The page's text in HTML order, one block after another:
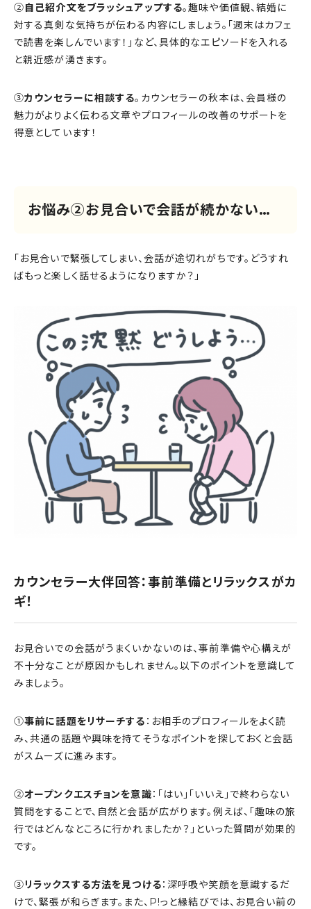
②自己紹介文をブラッシュアップする。趣味や価値観、結婚に
対する真剣な気持ちが伝わる内容にしましょう。「週末はカフェ
で読書を楽しんでいます！」など、具体的なエピソードを入れる
と親近感が湧きます。
③カウンセラーに相談する。カウンセラーの秋本は、会員様の
魅力がよりよく伝わる文章やプロフィールの改善のサポートを
得意としています！
お悩み②お見合いで会話が続かない…
「お見合いで緊張してしまい、会話が途切れがちです。どうすれ
ばもっと楽しく話せるようになりますか？」
カウンセラー大伴回答：事前準備とリラックスがカ
ギ！
お見合いでの会話がうまくいかないのは、事前準備や心構えが
不十分なことが原因かもしれません。以下のポイントを意識して
みましょう。
①事前に話題をリサーチする ：お相手のプロフィールをよく読
み、共通の話題や興味を持てそうなポイントを探しておくと会話
がスムーズに進みます。
②オープンクエスチョンを意識：「はい」「いいえ」で終わらない
質問をすることで、自然と会話が広がります。例えば、「趣味の旅
行ではどんなところに行かれましたか？」といった質問が効果的
です。
③リラックスする方法を見つける：深呼吸や笑顔を意識するだ
けで、緊張が和らぎます。また、P!っと縁結びでは、お見合い前の